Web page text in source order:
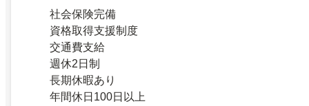
社会保険完備
資格取得支援制度
交通費支給
週休2日制
長期休暇あり
年間休日100日以上